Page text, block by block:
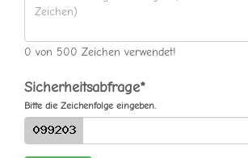
0 von 500 Zeichen verwendet!
Sicherheitsabfrage*
Bitte die Zeichenfolge eingeben.